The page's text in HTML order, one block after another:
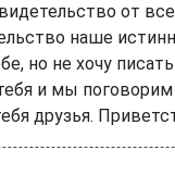
от
наше
но не хочу
и мы поговорим
друзья.